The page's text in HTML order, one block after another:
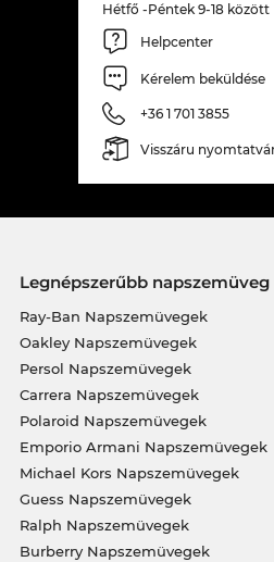
Hétfő -Péntek 9-18 között
Helpcenter
Kérelem beküldése
+36 1 701 3855
Visszáru
Legnépszerűbb
Ray-Ban Napszemüvegek
Oakley Napszemüvegek
Persol Napszemüvegek
Carrera Napszemüvegek
Polaroid Napszemüvegek
Emporio Armani Napszemüvegek
Michael Kors Napszemüvegek
Guess Napszemüvegek
Ralph Napszemüvegek
Burberry Napszemüvegek